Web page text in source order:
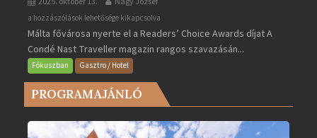
Valletta
lett
Európa
legjobb
városa
2025-
bejegyzéshez
a hozzászólások lehetősége kikapcsolva
Málta fővárosa nyerte el a Readers’ Choice Awards díjat A
Condé Nast Traveller magazin rangos szavazásán...
Fókuszban Gasztro / Hotel
PROGRAMAJÁNLÓ